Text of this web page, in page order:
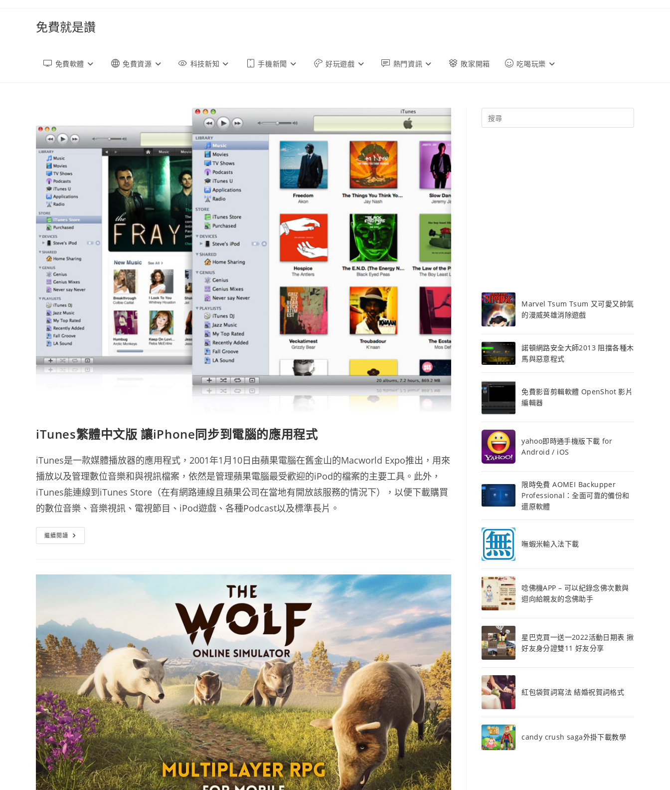
免費就是讚
免費軟體 免費資源 科技新知 手機新聞 好玩遊戲 熱門資訊 敗家開箱 吃喝玩樂
iTunes繁體中文版 讓iPhone同步到電腦的應用程式
iTunes是一款媒體播放器的應用程式，2001年1月10日由蘋果電腦在舊金山的Macworld Expo推出，用來
播放以及管理數位音樂和與視訊檔案，依然是管理蘋果電腦最受歡迎的iPod的檔案的主要工具。此外，
iTunes能連線到iTunes Store（在有網路連線且蘋果公司在當地有開放該服務的情況下），以便下載購買
的數位音樂、音樂視訊、電視節目、iPod遊戲、各種Podcast以及標準長片。
繼續閱讀 ITunes
繁
讓
腦
的
用
程
式
Marvel Tsum Tsum 又可愛又帥氣
的漫威英雄消除遊戲
諾頓網路安全大師2013 阻擋各種木
馬與惡意程式
免費影音剪輯軟體 OpenShot 影片
編輯器
yahoo即時通手機版下載 for
Android / iOS
限時免費 AOMEI Backupper
Professional：全面可靠的備份和
還原軟體
嘸蝦米輸入法下載
唸佛機APP – 可以紀錄念佛次數與
迴向給親友的念佛助手
星巴克買一送一2022活動日期表 揪
好友身分證雙11 好友分享
紅包袋賀詞寫法 結婚祝賀詞格式
candy crush saga外掛下載教學